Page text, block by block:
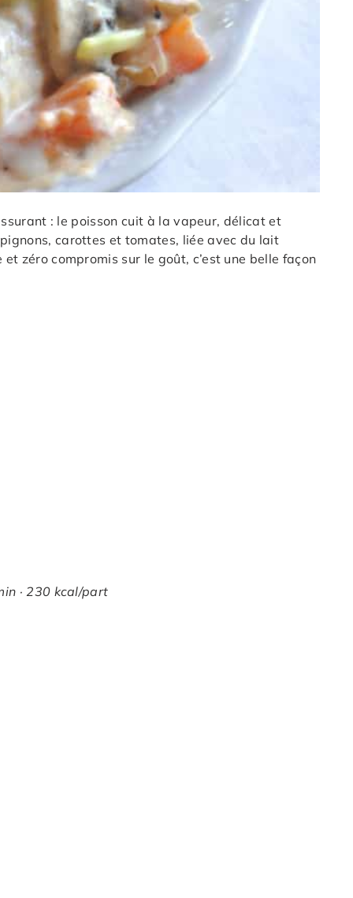
: le poisson cuit à la vapeur, délicat et
carottes et tomates, liée avec du lait
zéro compromis sur le goût, c’est une belle façon
· 230 kcal/part